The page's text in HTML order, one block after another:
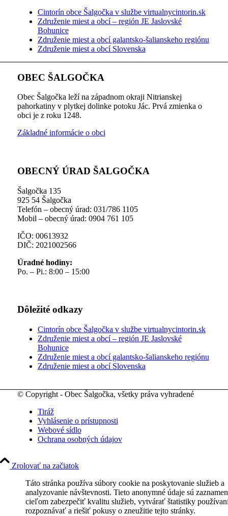
Cintorín obce Šalgočka v službe virtualnycintorin.sk
Združenie miest a obcí – región JE Jaslovské
Bohunice
Združenie miest a obcí galantsko-šalianskeho regiónu
Združenie miest a obcí Slovenska
OBEC ŠALGOČKA
Obec Šalgočka leží na západnom okraji Nitrianskej
pahorkatiny v plytkej dolinke potoku Jác. Prvá zmienka o
obci je z roku 1248.
Základné informácie o obci
OBECNÝ ÚRAD ŠALGOČKA
Šalgočka 135
925 54 Šalgočka
Telefón – obecný úrad: 031/786 1105
Mobil – obecný úrad: 0904 761 105
IČO: 00613932
DIČ: 2021002566
Úradné hodiny:
Po. – Pi.: 8:00 – 15:00
Dôležité odkazy
Cintorín obce Šalgočka v službe virtualnycintorin.sk
Združenie miest a obcí – región JE Jaslovské
Bohunice
Združenie miest a obcí galantsko-šalianskeho regiónu
Združenie miest a obcí Slovenska
© Copyright - Obec Šalgočka, všetky práva vyhradené
Tiráž
Vyhlásenie o prístupnosti
Webové sídlo
Ochrana osobných údajov
Zrolovať na začiatok
Táto stránka používa súbory cookie na poskytovanie služieb a
analyzovanie návštevnosti. Tieto anonymné údaje sú
cieľom zabezpečiť kvalitu služieb, vytvárať štatistiky
rozpoznávať a riešiť pokusy o zneužitie tejto stránky.